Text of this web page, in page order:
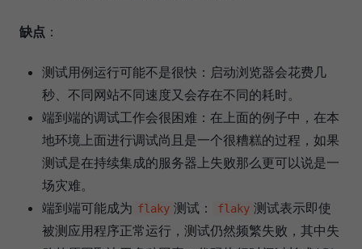
缺点 ：
测试用例运行可能不是很快：启动浏览器会花费几
秒、不同网站不同速度又会存在不同的耗时。
端到端的调试工作会很困难：在上面的例子中，在本
地环境上面进行调试尚且是一个很糟糕的过程，如果
测试是在持续集成的服务器上失败那么更可以说是一
场灾难。
端到端可能成为 flaky 测试： flaky 测试表示即使
被测应用程序正常运行，测试仍然频繁失败，其中失